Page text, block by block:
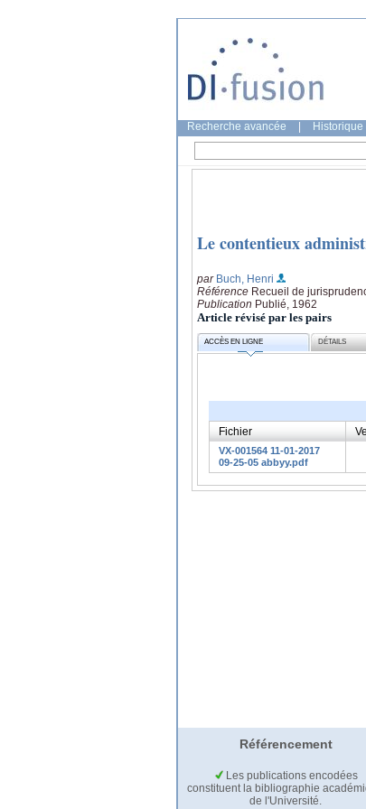
Recherche avancée
Le contentieux
par Buch, Henri
Référence Recueil de
Publication Publié, 1962
Article révisé par les pairs
ACCÈS EN LIGNE DÉTAILS
Fichier
VX-001564 11-01-2017
09-25-05 abbyy.pdf
Référencement
Les publications encodées
constituent la bibliographie
de l'Université.